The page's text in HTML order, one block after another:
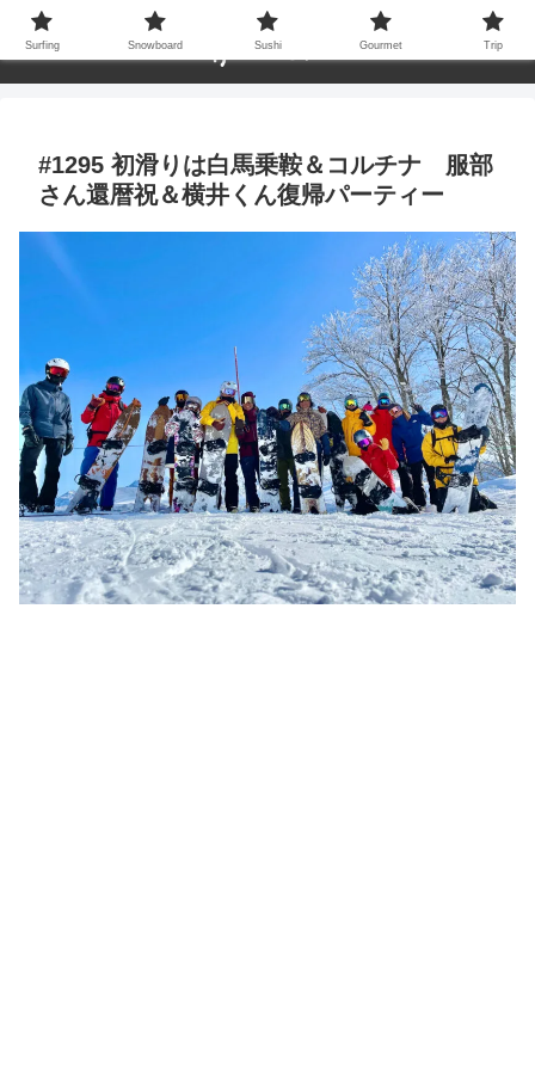
#1295 初滑りは白馬乗鞍＆コルチナ 服部
さん還暦祝＆横井くん復帰パーティー
Surfing Snowboard Sushi Gourmet Trip